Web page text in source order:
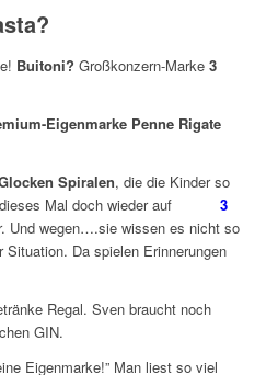
Buitoni? Großkonzern-Marke 3
Eigenmarke Penne Rigate
Spiralen, die die Kinder so
Mal doch wieder auf
3
Und wegen….sie wissen es nicht so
Da spielen Erinnerungen
Regal. Sven braucht noch
GIN.
Eigenmarke!” Man liest so viel